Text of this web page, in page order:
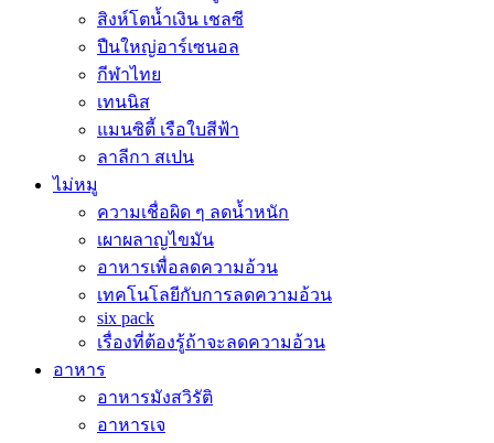
สิงห์โตน้ำเงิน เชลซี
ปืนใหญ่อาร์เซนอล
กีฬาไทย
เทนนิส
แมนซิตี้ เรือใบสีฟ้า
ลาลีกา สเปน
ไม่หมู
ความเชื่อผิด ๆ ลดน้ำหนัก
เผาผลาญไขมัน
อาหารเพื่อลดความอ้วน
เทคโนโลยีกับการลดความอ้วน
six pack
เรื่องที่ต้องรู้ถ้าจะลดความอ้วน
อาหาร
อาหารมังสวิรัติ
อาหารเจ